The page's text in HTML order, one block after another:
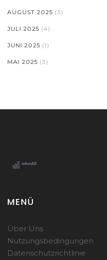
AUGUST 2025 (3)
JULI 2025 (4)
JUNI 2025 (1)
MAI 2025 (3)
MENÜ
Über Uns
Nutzungsbedingungen
Datenschutzrichtlinie